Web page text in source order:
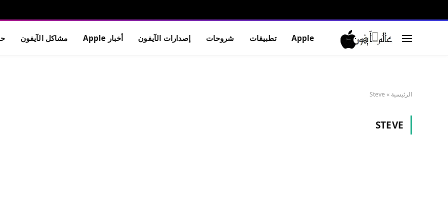
Apple تطبيقات شروحات إصدارات الآيفون أخبار Apple مشاكل الآيفون
الرئيسية »
Steve
STEVE